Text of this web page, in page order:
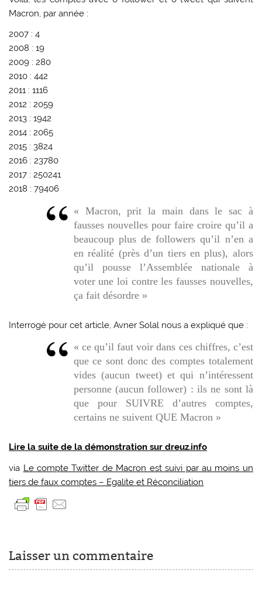
Macron, par année :
2007 : 4
2008 : 19
2009 : 280
2010 : 442
2011 : 1116
2012 : 2059
2013 : 1942
2014 : 2065
2015 : 3824
2016 : 23780
2017 : 250241
2018 : 79406
« Macron, prit la main dans le sac à
fausses nouvelles pour faire croire qu’il a
beaucoup plus de followers qu’il n’en a
en réalité (près d’un tiers en plus), alors
qu’il pousse l’Assemblée nationale à
voter une loi contre les fausses nouvelles,
ça fait désordre »
Interrogé pour cet article, Avner Solal nous a expliqué que :
« ce qu’il faut voir dans ces chiffres, c’est
que ce sont donc des comptes totalement
vides (aucun tweet) et qui n’intéressent
personne (aucun follower) : ils ne sont là
que pour SUIVRE d’autres comptes,
certains ne suivent QUE Macron »
Lire la suite de la démonstration sur dreuz.info
via Le compte Twitter de Macron est suivi par au moins un
tiers de faux comptes – Egalite et Réconciliation
Laisser un commentaire